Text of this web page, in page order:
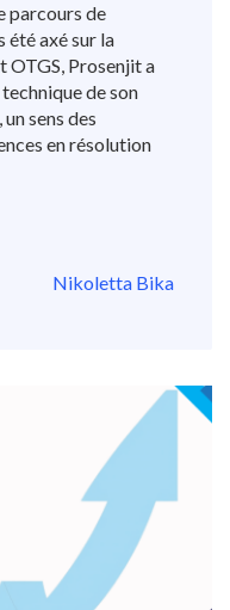
parcours de
été axé sur la
OTGS, Prosenjit a
de son
sens des
en résolution
Nikoletta Bika